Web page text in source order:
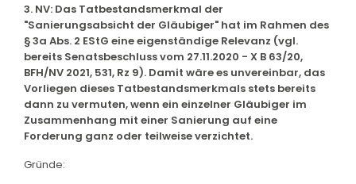
3. NV: Das Tatbestandsmerkmal der
"Sanierungsabsicht der Gläubiger" hat im Rahmen des
§ 3a Abs. 2 EStG eine eigenständige Relevanz (vgl.
bereits Senatsbeschluss vom 27.11.2020 - X B 63/20,
BFH/NV 2021, 531, Rz 9). Damit wäre es unvereinbar, das
Vorliegen dieses Tatbestandsmerkmals stets bereits
dann zu vermuten, wenn ein einzelner Gläubiger im
Zusammenhang mit einer Sanierung auf eine
Forderung ganz oder teilweise verzichtet.
Gründe: